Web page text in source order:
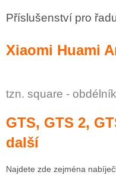
Příslušenství pro
Xiaomi Huami
tzn. square -
GTS, GTS 2,
další
Najdete zde zejména